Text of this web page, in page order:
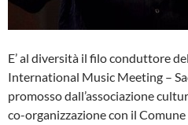
E’ al diversità il filo conduttore
International Music Meeting –
promosso dall’associazione
co-organizzazione con il